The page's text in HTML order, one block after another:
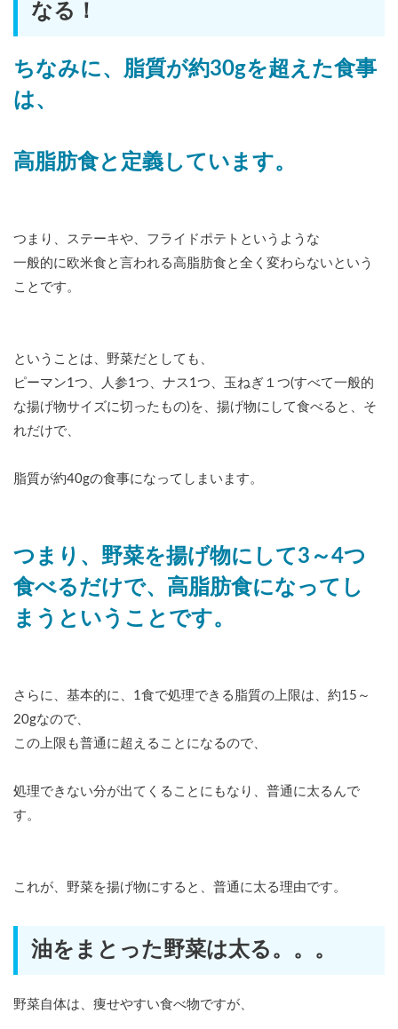
なる！
ちなみに、脂質が約30gを超えた食事
は、
高脂肪食と定義しています。
つまり、ステーキや、フライドポテトというような
一般的に欧米食と言われる高脂肪食と全く変わらないという
ことです。
ということは、野菜だとしても、
ピーマン1つ、人参1つ、ナス1つ、玉ねぎ１つ(すべて一般的
な揚げ物サイズに切ったもの)を、揚げ物にして食べると、そ
れだけで、
脂質が約40gの食事になってしまいます。
つまり、野菜を揚げ物にして3～4つ
食べるだけで、高脂肪食になってし
まうということです。
さらに、基本的に、1食で処理できる脂質の上限は、約15～
20gなので、
この上限も普通に超えることになるので、
処理できない分が出てくることにもなり、普通に太るんで
す。
これが、野菜を揚げ物にすると、普通に太る理由です。
油をまとった野菜は太る。。。
野菜自体は、痩せやすい食べ物ですが、